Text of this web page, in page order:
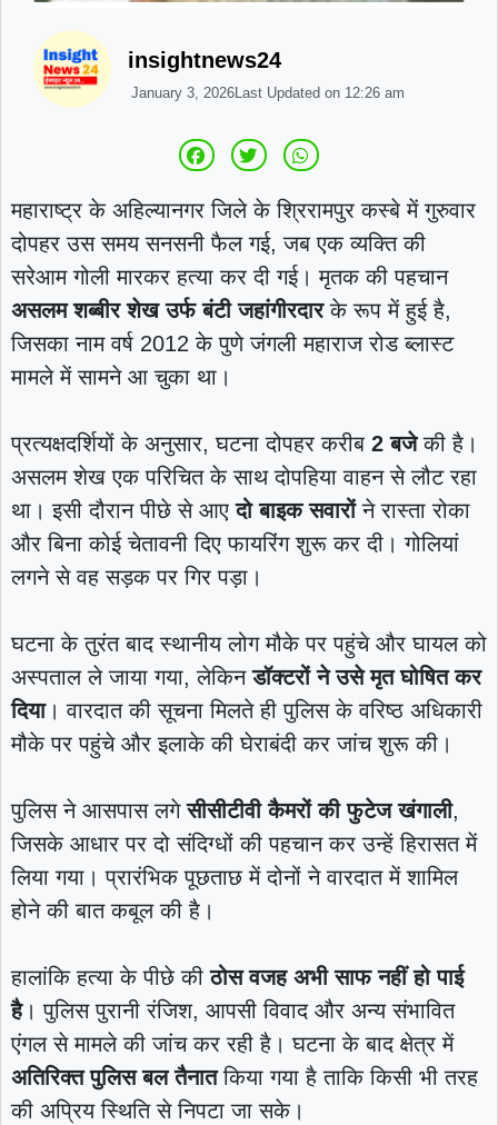
insightnews24
January 3, 2026Last Updated on 12:26 am
महाराष्ट्र के अहिल्यानगर जिले के श्रिरामपुर कस्बे में गुरुवार
दोपहर उस समय सनसनी फैल गई, जब एक व्यक्ति की
सरेआम गोली मारकर हत्या कर दी गई। मृतक की पहचान
असलम शब्बीर शेख उर्फ बंटी जहांगीरदारके रूप में हुई है,
जिसका नाम वर्ष 2012 के पुणे जंगली महाराज रोड ब्लास्ट
मामले में सामने आ चुका था।
प्रत्यक्षदर्शियों के अनुसार, घटना दोपहर करीब 2 बजेकी है।
असलम शेख एक परिचित के साथ दोपहिया वाहन से लौट रहा
था। इसी दौरान पीछे से आएदो बाइक सवारोंने रास्ता रोका
और बिना कोई चेतावनी दिए फायरिंग शुरू कर दी। गोलियां
लगने से वह सड़क पर गिर पड़ा।
घटना के तुरंत बाद स्थानीय लोग मौके पर पहुंचे और घायल को
अस्पताल ले जाया गया, लेकिनडॉक्टरों ने उसे मृत घोषित कर
दिया। वारदात की सूचना मिलते ही पुलिस के वरिष्ठ अधिकारी
मौके पर पहुंचे और इलाके की घेराबंदी कर जांच शुरू की।
पुलिस ने आसपास लगेसीसीटीवी कैमरों की फुटेज खंगाली,
जिसके आधार पर दो संदिग्धों की पहचान कर उन्हें हिरासत में
लिया गया। प्रारंभिक पूछताछ में दोनों ने वारदात में शामिल
होने की बात कबूल की है।
हालांकि हत्या के पीछे कीठोस वजह अभी साफ नहीं हो पाई
है। पुलिस पुरानी रंजिश, आपसी विवाद और अन्य संभावित
एंगल से मामले की जांच कर रही है। घटना के बाद क्षेत्र में
अतिरिक्त पुलिस बल तैनातकिया गया है ताकि किसी भी तरह
की अप्रिय स्थिति से निपटा जा सके।